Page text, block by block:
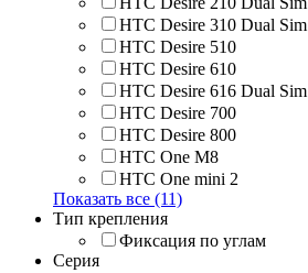
HTC Desire 310 Dual Sim
HTC Desire 510
HTC Desire 610
HTC Desire 616 Dual Sim
HTC Desire 700
HTC Desire 800
HTC One M8
HTC One mini 2
Показать все (11)
Тип крепления
Фиксация по углам
Серия